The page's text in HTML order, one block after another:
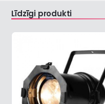
Līdzīgi produkti